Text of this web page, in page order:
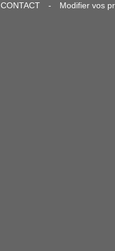
CONTACT - Modifier vos